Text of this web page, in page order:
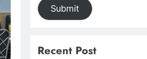
Submit
Recent Post